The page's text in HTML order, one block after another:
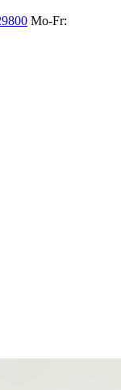
Mo-Fr: